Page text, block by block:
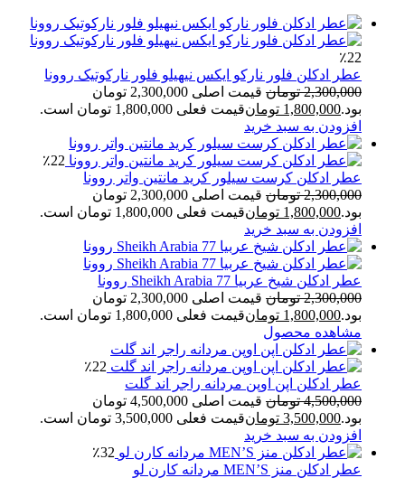
٪22
عطر ادکلن فلور نارکو ایکس نیهیلو فلور نارکوتیک روونا
2,300,000 تومان
قیمت اصلی 2,300,000 تومان
بود.1,800,000 تومانقیمت فعلی 1,800,000 تومان است.
افزودن به سبد خرید
٪22
عطر ادکلن کرست سیلور کرید مانتین واتر روونا
2,300,000 تومان
قیمت اصلی 2,300,000 تومان
بود.1,800,000 تومانقیمت فعلی 1,800,000 تومان است.
افزودن به سبد خرید
عطر ادکلن شیخ عربیا 77 Sheikh Arabia روونا
2,300,000 تومان
قیمت اصلی 2,300,000 تومان
بود.1,800,000 تومانقیمت فعلی 1,800,000 تومان است.
مشاهده محصول
٪22
عطر ادکلن اپن اوپن مردانه راجر اند گلت
4,500,000 تومان
قیمت اصلی 4,500,000 تومان
بود.3,500,000 تومانقیمت فعلی 3,500,000 تومان است.
افزودن به سبد خرید
٪32
عطر ادکلن منز MEN’S مردانه کارن لو